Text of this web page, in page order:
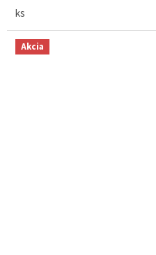
ks
Akcia